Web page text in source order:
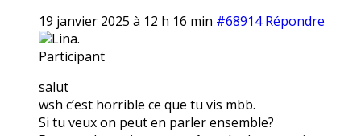
19 janvier 2025 à 12 h 16 min #68914 Répondre
Lina.
Participant
salut
wsh c’est horrible ce que tu vis mbb.
Si tu veux on peut en parler ensemble?